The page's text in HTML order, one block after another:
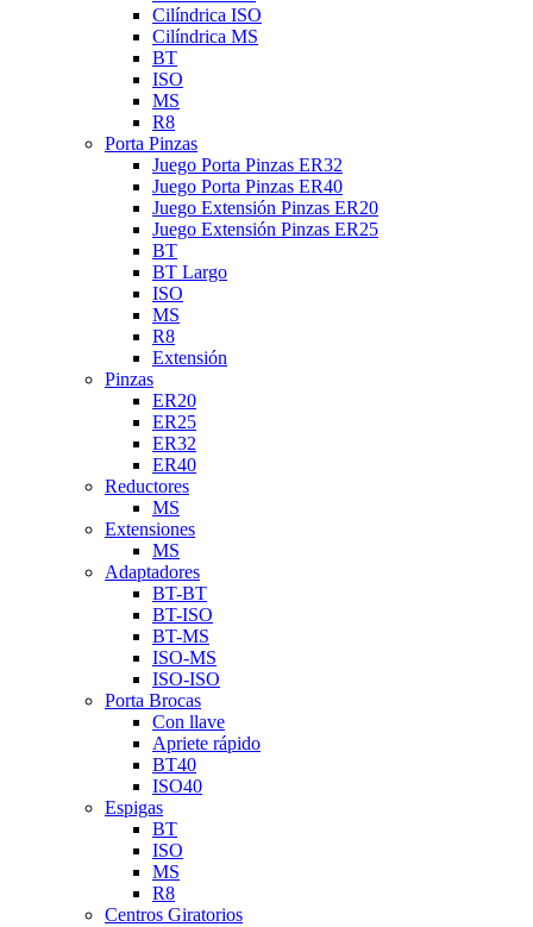
Cilíndrica ISO
Cilíndrica MS
BT
ISO
MS
R8
Porta Pinzas
Juego Porta Pinzas ER32
Juego Porta Pinzas ER40
Juego Extensión Pinzas ER20
Juego Extensión Pinzas ER25
BT
BT Largo
ISO
MS
R8
Extensión
Pinzas
ER20
ER25
ER32
ER40
Reductores
MS
Extensiones
MS
Adaptadores
BT-BT
BT-ISO
BT-MS
ISO-MS
ISO-ISO
Porta Brocas
Con llave
Apriete rápido
BT40
ISO40
Espigas
BT
ISO
MS
R8
Centros Giratorios